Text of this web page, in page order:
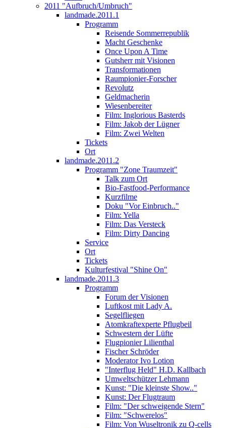
2011 "Aufbruch/Umbruch"
landmade.2011.1
Programm
Reisende Sommerrepublik
Macht Geschenke
Once Upon A Time
Gutsherr mit Visionen
Transformationen
Raumpionier-Forscher
Revolutz
Geldmacherin
Wiesenbereiter
Film: Inglorious Basterds
Film: Jakob der Lügner
Film: Zwei Welten
Tickets
Ort
landmade.2011.2
Programm "Zone Traumzeit"
Talk zum Ort
Bio-Fastfood-Performance
Kurzfilme
Doku "Vor Einbruch.."
Film: Yella
Film: Das Versteck
Film: Dirty Dancing
Service
Ort
Tickets
Kulturfestival "Shine On"
landmade.2011.3
Programm
Forum der Visionen
Luftkost mit Lady A.
Segelfliegen
Atomkraftexperte Pflugbeil
Schwestern der Lüfte
Flugpionier Lilienthal
Fischer Schröder
Moderator Ivo Lotion
"Interflug Held" H.D. Kallbach
Umweltschützer Lehmann
Kunst: "Die kleinste Show.."
Kunst: Der Flugtraum
Film: "Der schweigende Stern"
Film: "Schwerelos"
Film: Von Wuseltronik zu Q-cells